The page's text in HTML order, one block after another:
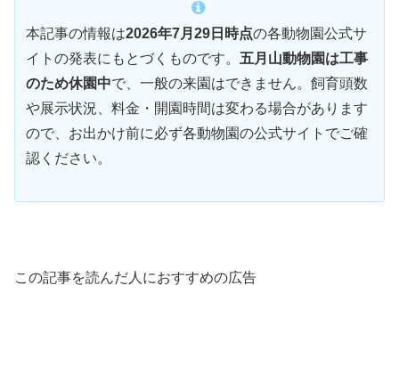
本記事の情報は2026年7月29日時点の各動物園公式サ
イトの発表にもとづくものです。 五月山動物園は工事
のため休園中で、一般の来園はできません。飼育頭数
や展示状況、料金・開園時間は変わる場合があります
ので、お出かけ前に必ず各動物園の公式サイトでご確
認ください。
この記事を読んだ人におすすめの広告